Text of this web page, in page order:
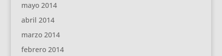
mayo 2014
abril 2014
marzo 2014
febrero 2014